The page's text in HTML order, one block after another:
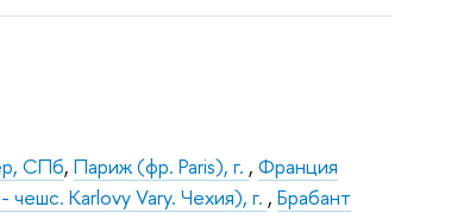
СПб,Париж (фр. Paris), г. ,Франция
Karlovy Vary. Чехия), г. ,Брабант